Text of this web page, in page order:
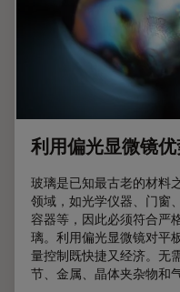
利用偏光显微镜
玻璃是已知最古老的材料
领域，如光学仪器、门窗
容器等，因此必须符合严
璃。利用偏光显微镜对平
量控制既快捷又经济。无
节、金属、晶体夹杂物和